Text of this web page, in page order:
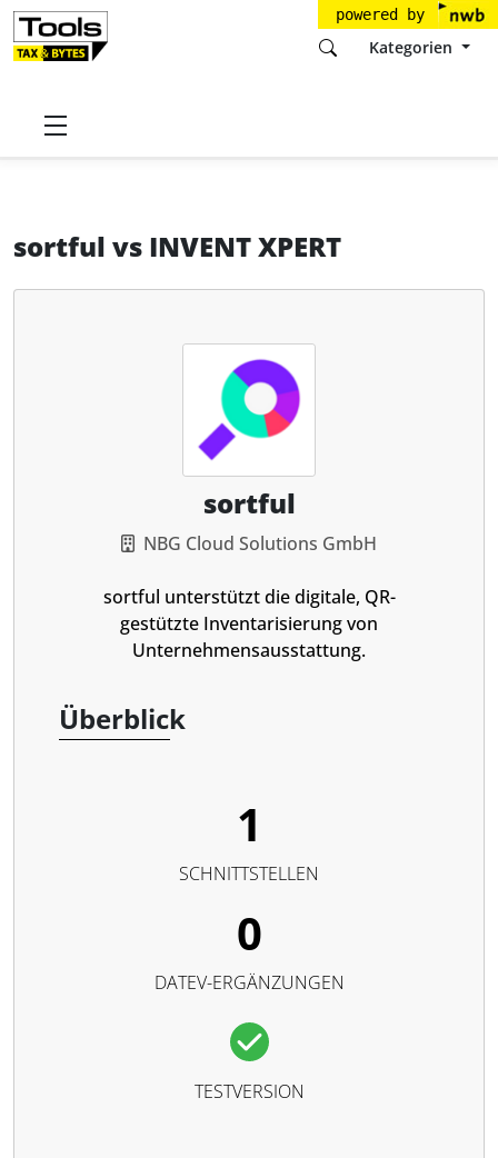
powered by
Kategorien
Startseite
sortful vs INVENT XPERT
sortful
NBG Cloud Solutions GmbH
sortful unterstützt die digitale, QR-
gestützte Inventarisierung von
Unternehmensausstattung.
Überblick
1
SCHNITTSTELLEN
0
DATEV-ERGÄNZUNGEN
TESTVERSION